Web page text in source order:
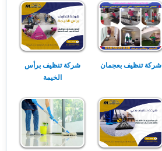
شركة تنظيف بعجمان
شركة تنظيف برأس
الخيمة